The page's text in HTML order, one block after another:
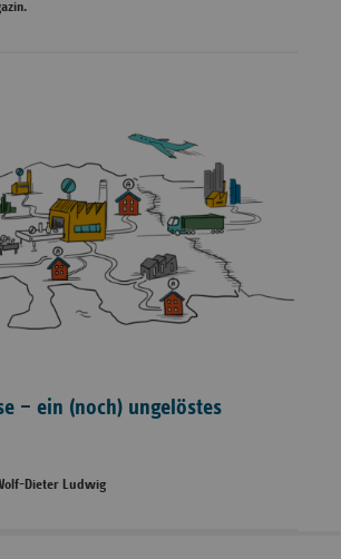
– ein (noch) ungelöstes
Dieter Ludwig